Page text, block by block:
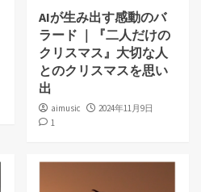
AIが生み出す感動のバ
ラード ｜『二人だけの
クリスマス』大切な人
とのクリスマスを思い
出
aimusic
2024年11月9日
1